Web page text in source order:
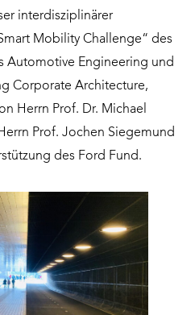
interdisziplinärer
Mobility Challenge“ des
Automotive Engineering und
Corporate Architecture,
Herrn Prof. Dr. Michael
Prof. Jochen Siegemund
des Ford Fund.